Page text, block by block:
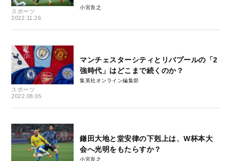
スポーツ
2022.11.26
小宮良之
スポーツ
2022.08.05
マンチェスターシティとリバプールの「2
強時代」はどこまで続くのか？
集英社オンライン編集部
鎌田大地と堂安律の下剋上は、W杯本大
会へ光明をもたらすか？
小宮良之